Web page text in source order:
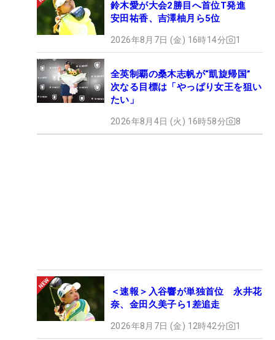
鈴木愛が大会2勝目へ首位T発進
安田祐香、吉澤柚月ら5位
2026年8月7日 (金) 16時14分 1
全英制覇の桑木志帆が“凱旋帰国”
次なる目標は「やっぱり女王を狙い
たい」
2026年8月4日 (火) 16時58分 8
＜速報＞入谷響が単独首位 永井花
奈、金田久美子ら1差追走
2026年8月7日 (金) 12時42分 1